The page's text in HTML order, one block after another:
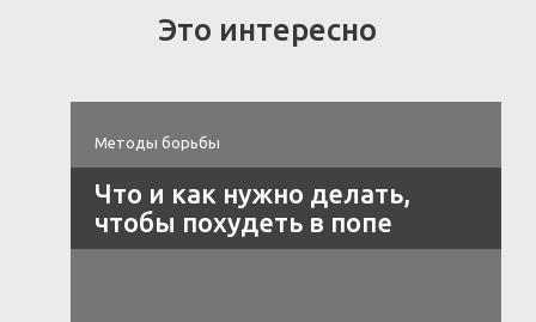
Это интересно
Методы борьбы
Что и как нужно делать,
чтобы похудеть в попе